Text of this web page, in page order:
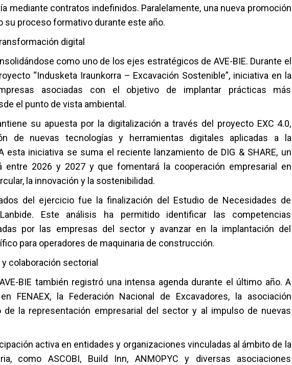
mediante contratos indefinidos. Paralelamente, una nueva promoción
su proceso formativo durante este año.
digital
como uno de los ejes estratégicos de AVE-BIE. Durante el
“Indusketa Iraunkorra – Excavación Sostenible”, iniciativa en la
asociadas con el objetivo de implantar prácticas más
el punto de vista ambiental.
su apuesta por la digitalización a través del proyecto EXC 4.0,
de nuevas tecnologías y herramientas digitales aplicadas a la
esta iniciativa se suma el reciente lanzamiento de DIG & SHARE, un
entre 2026 y 2027 y que fomentará la cooperación empresarial en
la innovación y la sostenibilidad.
del ejercicio fue la finalización del Estudio de Necesidades de
Este análisis ha permitido identificar las competencias
por las empresas del sector y avanzar en la implantación del
para operadores de maquinaria de construcción.
colaboración sectorial
BIE también registró una intensa agenda durante el último año. A
FENAEX, la Federación Nacional de Excavadores, la asociación
la representación empresarial del sector y al impulso de nuevas
activa en entidades y organizaciones vinculadas al ámbito de la
como ASCOBI, Build Inn, ANMOPYC y diversas asociaciones